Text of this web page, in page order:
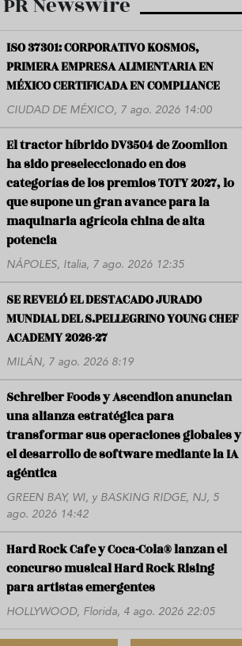
ISO 37301: CORPORATIVO KOSMOS,
PRIMERA EMPRESA ALIMENTARIA EN
MÉXICO CERTIFICADA EN COMPLIANCE
CIUDAD DE MÉXICO, 7 ago. 2026 14:00
El tractor híbrido DV3504 de Zoomlion
ha sido preseleccionado en dos
categorías de los premios TOTY 2027, lo
que supone un gran avance para la
maquinaria agrícola china de alta
potencia
NÁPOLES, Italia, 7 ago. 2026 12:35
SE REVELÓ EL DESTACADO JURADO
MUNDIAL DEL S.PELLEGRINO YOUNG CHEF
ACADEMY 2026-27
MILÁN, 7 ago. 2026 8:19
Schreiber Foods y Ascendion anuncian
una alianza estratégica para
transformar sus operaciones globales y
el desarrollo de software mediante la IA
agéntica
GREEN BAY, WI, y BASKING RIDGE, NJ, 5
ago. 2026 14:42
Hard Rock Cafe y Coca-Cola® lanzan el
concurso musical Hard Rock Rising
para artistas emergentes
HOLLYWOOD, Florida, 4 ago. 2026 22:05